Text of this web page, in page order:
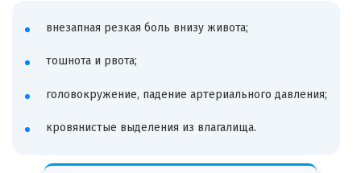
внезапная резкая боль внизу живота;
тошнота и рвота;
головокружение, падение артериального давления;
кровянистые выделения из влагалища.